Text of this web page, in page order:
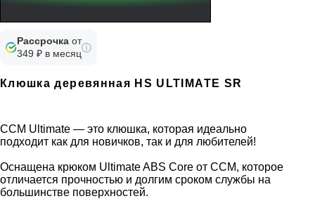
Рассрочка от
349 ₽ в месяц
Клюшка деревянная HS ULTIMATE SR
CCM Ultimate — это клюшка, которая идеально
подходит как для новичков, так и для любителей!
Оснащена крюком Ultimate ABS Core от CCM, которое
отличается прочностью и долгим сроком службы на
большинстве поверхностей.